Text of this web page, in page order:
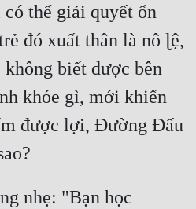
thể giải quyết ổn
đó xuất thân là nô ɭệ,
biết được bên
khóe gì, mới khiến
được lợi, Đường Đấu
nhẹ: "Bạn học